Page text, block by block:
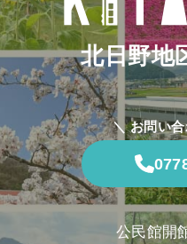
北日野地
＼ お問い
公民館開